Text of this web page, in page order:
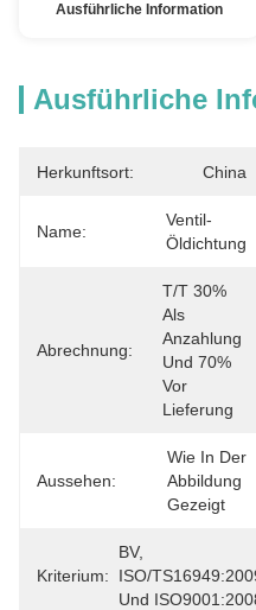
Ausführliche Information
Ausführliche
Herkunftsort: China
Name:
Ventil-
Öldichtung
Abrechnung:
T/T 30%
Als
Anzahlung
Und 70%
Vor
Lieferung
Aussehen:
Wie In Der
Abbildung
Gezeigt
Kriterium:
BV,
ISO/
Und